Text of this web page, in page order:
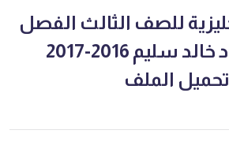
للصف الثالث الفصل
سليم 2016-2017
تحميل الملف